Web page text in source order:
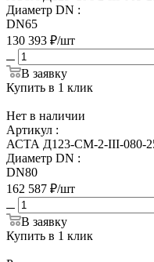
Диаметр DN :
DN65
130 393 ₽/шт
В заявку
Купить в 1 клик
Нет в наличии
Артикул :
АСТА Д123-СМ-2-III-080-
Диаметр DN :
DN80
162 587 ₽/шт
В заявку
Купить в 1 клик